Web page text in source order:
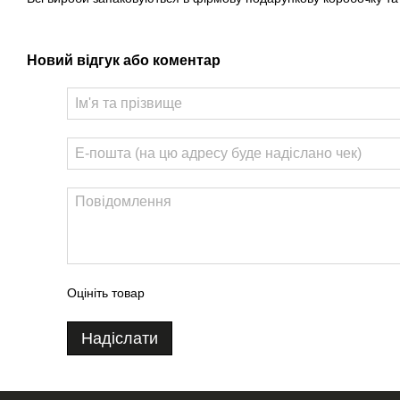
Новий відгук або коментар
Оцініть товар
Надіслати